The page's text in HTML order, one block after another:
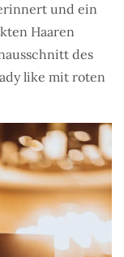
und ein
Haaren
des
like mit roten